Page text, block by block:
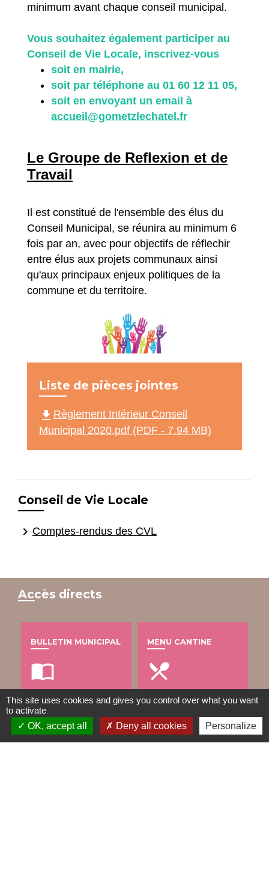
minimum avant chaque conseil municipal.
Vous souhaitez également participer au
Conseil de Vie Locale, inscrivez-vous
soit en mairie,
soit par téléphone au 01 60 12 11 05,
soit en envoyant un email à
accueil@gometzlechatel.fr
Le Groupe de Reflexion et de
Travail
Il est constitué de l'ensemble des élus du
Conseil Municipal, se réunira au minimum 6
fois par an, avec pour objectifs de réflechir
entre élus aux projets communaux ainsi
qu'aux principaux enjeux politiques de la
commune et du territoire.
Liste de pièces jointes
file_download Règlement Intérieur Conseil
Municipal 2020.pdf (PDF - 7.94 MB)
Conseil de Vie Locale
keyboard_arrow_right Comptes-rendus des CVL
Accès directs
BULLETIN MUNICIPAL
import_contacts
MENU CANTINE
local_dining
TRAVAUX EN COURS VOS DÉMARCHES
This site uses cookies and gives you control over what you want
to activate
OK, accept all
Deny all cookies Personalize